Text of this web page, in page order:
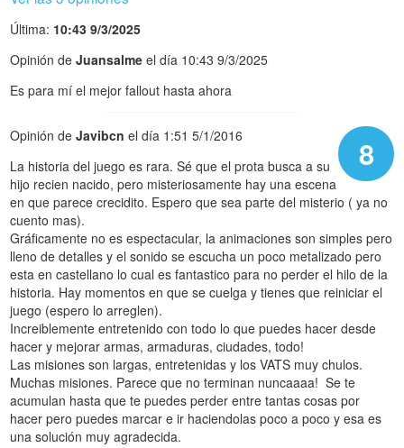
Última: 10:43 9/3/2025
Opinión deJuansalme el día 10:43 9/3/2025
Es para mí el mejor fallout hasta ahora
8
Opinión deJavibcn el día 1:51 5/1/2016
La historia del juego es rara. Sé que el prota busca a su
hijo recien nacido, pero misteriosamente hay una escena
en que parece crecidito. Espero que sea parte del misterio ( ya no
cuento mas).
Gráficamente no es espectacular, la animaciones son simples pero
lleno de detalles y el sonido se escucha un poco metalizado pero
esta en castellano lo cual es fantastico para no perder el hilo de la
historia. Hay momentos en que se cuelga y tienes que reiniciar el
juego (espero lo arreglen).
Increiblemente entretenido con todo lo que puedes hacer desde
hacer y mejorar armas, armaduras, ciudades, todo!
Las misiones son largas, entretenidas y los VATS muy chulos.
Muchas misiones. Parece que no terminan nuncaaaa! Se te
acumulan hasta que te puedes perder entre tantas cosas por
hacer pero puedes marcar e ir haciendolas poco a poco y esa es
una solución muy agradecida.